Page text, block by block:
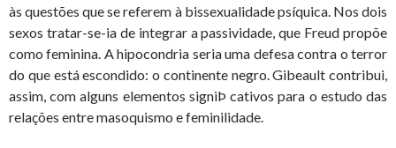
às questões que se referem à bissexualidade psíquica. Nos dois
sexos tratar-se-ia de integrar a passividade, que Freud propõe
como feminina. A hipocondria seria uma defesa contra o terror
do que está escondido: o continente negro. Gibeault contribui,
assim, com alguns elementos signiÞ cativos para o estudo das
relações entre masoquismo e feminilidade.